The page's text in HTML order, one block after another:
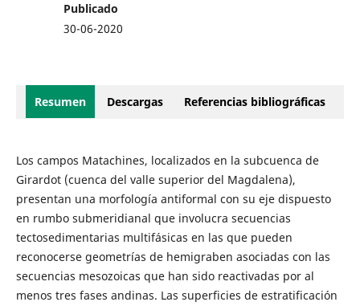
Publicado
30-06-2020
Resumen Descargas Referencias bibliográficas
Los campos Matachines, localizados en la subcuenca de
Girardot (cuenca del valle superior del Magdalena),
presentan una morfología antiformal con su eje dispuesto
en rumbo submeridianal que involucra secuencias
tectosedimentarias multifásicas en las que pueden
reconocerse geometrías de hemigraben asociadas con las
secuencias mesozoicas que han sido reactivadas por al
menos tres fases andinas. Las superficies de estratificación